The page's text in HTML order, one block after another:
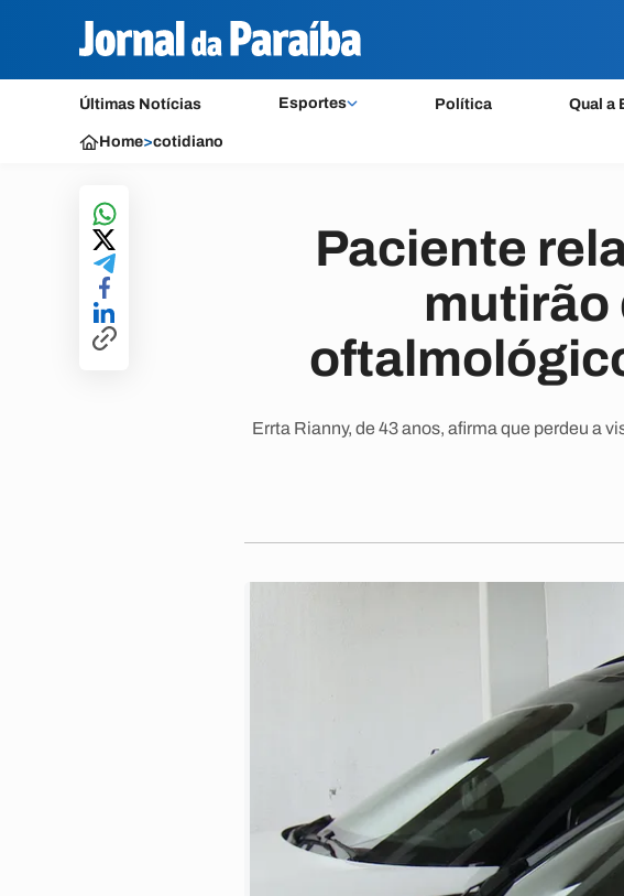
Últimas Notícias Esportes Política Qual a
Home>cotidiano
Paciente
mutirão
Errta Rianny, de 43 anos, afirma que perdeu a